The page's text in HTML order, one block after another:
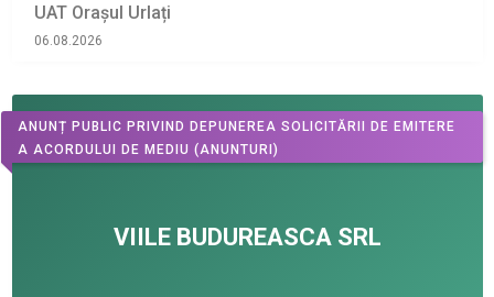
UAT Orașul Urlați
06.08.2026
ANUNȚ PUBLIC PRIVIND DEPUNEREA SOLICITĂRII DE EMITERE
A ACORDULUI DE MEDIU (ANUNTURI)